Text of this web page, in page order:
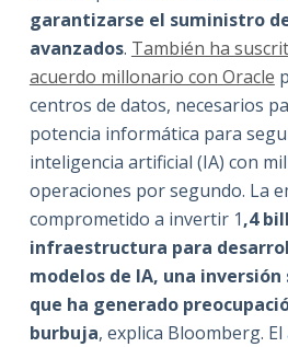
garantizarse el suministro
avanzados. También ha
acuerdo millonario con Oracle
centros de datos, necesarios
potencia informática para
inteligencia artificial (IA) con
operaciones por segundo. La
comprometido a invertir 1,4
infraestructura para
modelos de IA, una
que ha generado
burbuja, explica Bloomberg.